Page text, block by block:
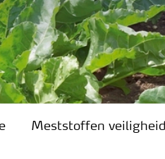
Meststoffen veiligheid